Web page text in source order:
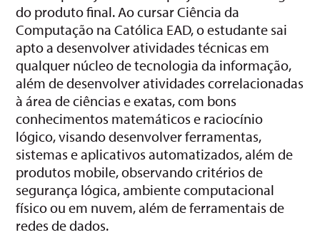
do produto final. Ao cursar Ciência da
Computação na Católica EAD, o estudante sai
apto a desenvolver atividades técnicas em
qualquer núcleo de tecnologia da informação,
além de desenvolver atividades correlacionadas
à área de ciências e exatas, com bons
conhecimentos matemáticos e raciocínio
lógico, visando desenvolver ferramentas,
sistemas e aplicativos automatizados, além de
produtos mobile, observando critérios de
segurança lógica, ambiente computacional
físico ou em nuvem, além de ferramentais de
redes de dados.